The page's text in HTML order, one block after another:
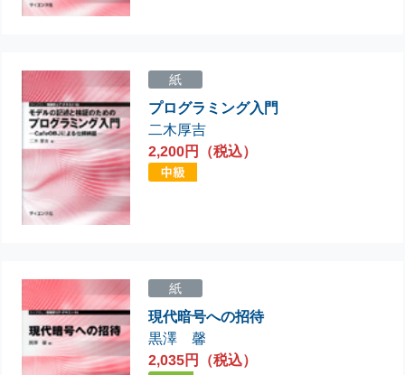
紙
プログラミング入門
二木厚吉
2,200円（税込）
紙
現代暗号への招待
黒澤 馨
2,035円（税込）